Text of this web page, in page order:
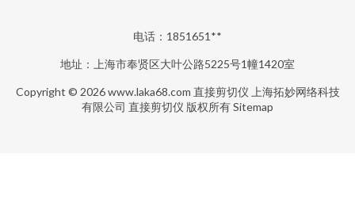
电话：1851651**
地址：上海市奉贤区大叶公路5225号1幢1420室
Copyright © 2026www.laka68.com 直接剪切仪 上海拓妙网络科技
有限公司 直接剪切仪 版权所有Sitemap